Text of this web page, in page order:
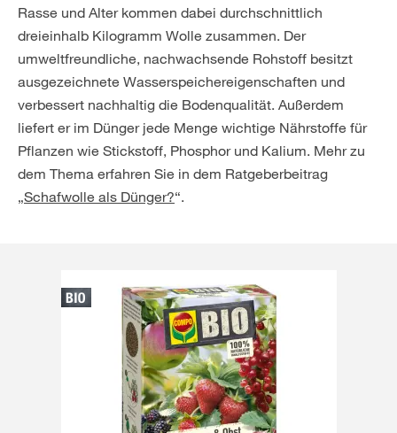
Rasse und Alter kommen dabei durchschnittlich
dreieinhalb Kilogramm Wolle zusammen. Der
umweltfreundliche, nachwachsende Rohstoff besitzt
ausgezeichnete Wasserspeichereigenschaften und
verbessert nachhaltig die Bodenqualität. Außerdem
liefert er im Dünger jede Menge wichtige Nährstoffe für
Pflanzen wie Stickstoff, Phosphor und Kalium. Mehr zu
dem Thema erfahren Sie in dem Ratgeberbeitrag
„Schafwolle als Dünger?“.